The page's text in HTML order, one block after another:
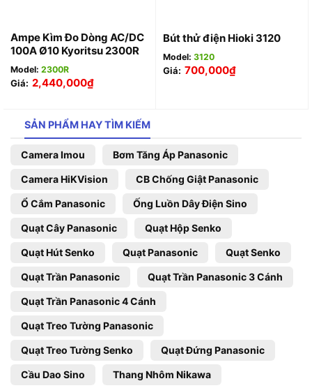
Ampe Kìm Đo Dòng AC/DC
100A Ø10 Kyoritsu 2300R
Model: 2300R
Giá: 2,440,000₫
Bút thử điện Hioki 3120
Model: 3120
Giá: 700,000₫
SẢN PHẨM HAY TÌM KIẾM
Camera Imou Bơm Tăng Áp Panasonic
Camera HiKVision CB Chống Giật Panasonic
Ổ Cắm Panasonic Ống Luồn Dây Điện Sino
Quạt Cây Panasonic Quạt Hộp Senko
Quạt Hút Senko Quạt Panasonic Quạt Senko
Quạt Trần Panasonic Quạt Trần Panasonic 3 Cánh
Quạt Trần Panasonic 4 Cánh
Quạt Treo Tường Panasonic
Quạt Treo Tường Senko Quạt Đứng Panasonic
Cầu Dao Sino Thang Nhôm Nikawa